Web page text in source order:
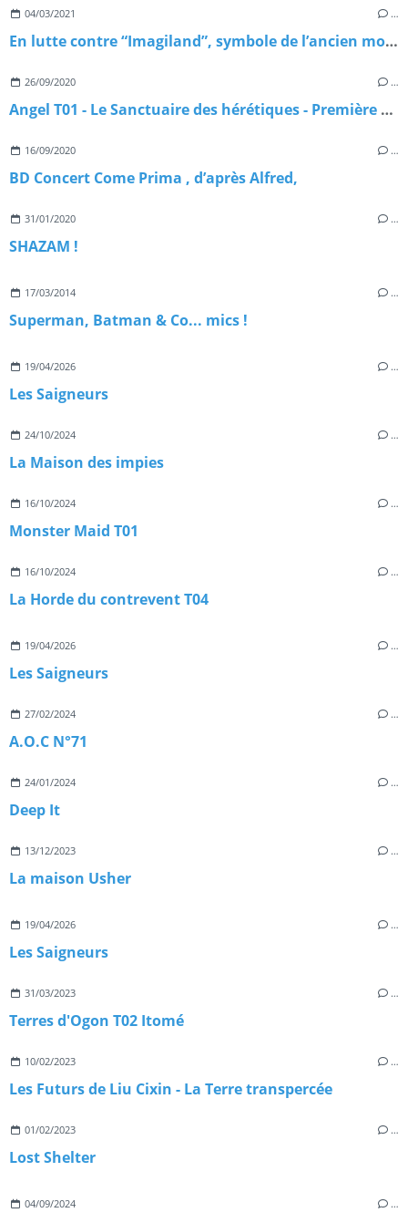
04/03/2021 …
En lutte contre “Imagiland”, symbole de l’ancien monde
26/09/2020 …
Angel T01 - Le Sanctuaire des hérétiques - Première partie
16/09/2020 …
BD Concert Come Prima , d’après Alfred,
31/01/2020 …
SHAZAM !
17/03/2014 …
Superman, Batman & Co... mics !
19/04/2026 …
Les Saigneurs
24/10/2024 …
La Maison des impies
16/10/2024 …
Monster Maid T01
16/10/2024 …
La Horde du contrevent T04
19/04/2026 …
Les Saigneurs
27/02/2024 …
A.O.C N°71
24/01/2024 …
Deep It
13/12/2023 …
La maison Usher
19/04/2026 …
Les Saigneurs
31/03/2023 …
Terres d'Ogon T02 Itomé
10/02/2023 …
Les Futurs de Liu Cixin - La Terre transpercée
01/02/2023 …
Lost Shelter
04/09/2024 …